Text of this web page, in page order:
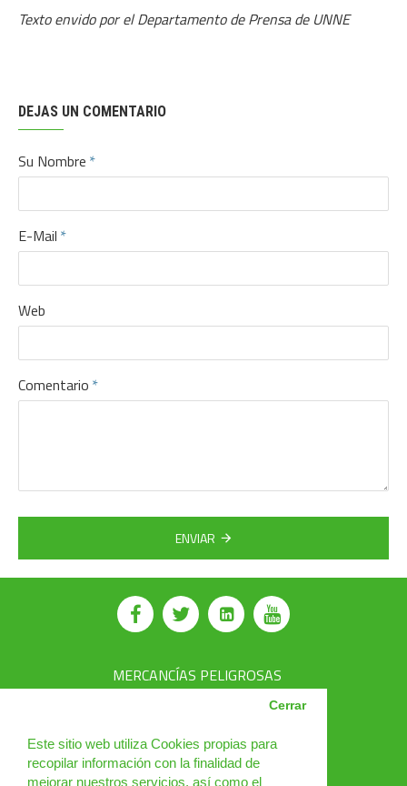
Este sitio web utiliza Cookies propias para
recopilar información con la finalidad de
mejorar nuestros servicios, así como el
Cerrar
Texto envido por el Departamento de Prensa de UNNE
DEJAS UN COMENTARIO
Su Nombre
E-Mail
Web
Comentario
ENVIAR
MERCANCÍAS PELIGROSAS
PRODUCTOS
CURSOS